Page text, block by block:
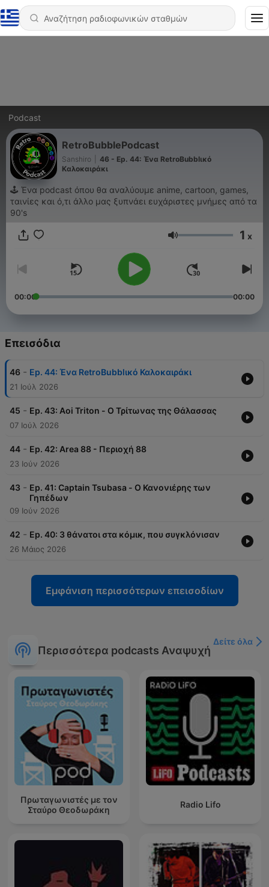
Podcast
RetroBubblePodcast
Sanshiro
46 - Ep. 44: Ένα RetroBubblικό
Καλοκαιράκι
🕹️ Ένα podcast όπου θα αναλύουμε anime, cartoon, games,
ταινίες και ό,τι άλλο μας ξυπνάει ευχάριστες μνήμες από τα
90's
Ένταση 1 x
00:00 00:00
Επεισόδια
46 - Ep. 44: Ένα RetroBubblικό Καλοκαιράκι
21 Ιούλ 2026
45 - Ep. 43: Aoi Triton - Ο Τρίτωνας της Θάλασσας
07 Ιούλ 2026
44 - Ep. 42: Area 88 - Περιοχή 88
23 Ιούν 2026
43 - Ep. 41: Captain Tsubasa - Ο Κανονιέρης των
Γηπέδων
09 Ιούν 2026
42 - Ep. 40: 3 θάνατοι στα κόμικ, που συγκλόνισαν
26 Μάιος 2026
Εμφάνιση περισσότερων επεισοδίων
Περισσότερα podcasts Αναψυχή
Δείτε όλα
Πρωταγωνιστές με τον
Σταύρο Θεοδωράκη
Radio Lifo